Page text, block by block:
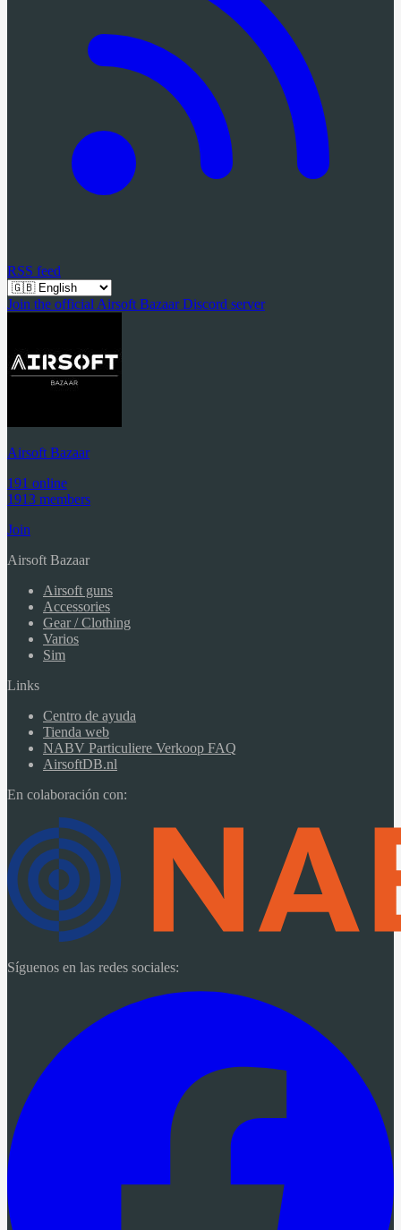
RSS feed
Join the official Airsoft Bazaar Discord server
Airsoft Bazaar
191 online
1913 members
Join
Airsoft Bazaar
Airsoft guns
Accessories
Gear / Clothing
Varios
Sim
Links
Centro de ayuda
Tienda web
NABV Particuliere Verkoop FAQ
AirsoftDB.nl
En colaboración con:
Síguenos en las redes sociales: